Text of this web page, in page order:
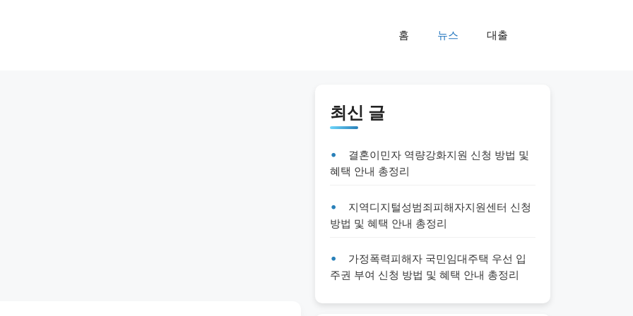
홈 뉴스 대출
최신 글
결혼이민자 역량강화지원 신청 방법 및
혜택 안내 총정리
지역디지털성범죄피해자지원센터 신청
방법 및 혜택 안내 총정리
가정폭력피해자 국민임대주택 우선 입
주권 부여 신청 방법 및 혜택 안내 총정리